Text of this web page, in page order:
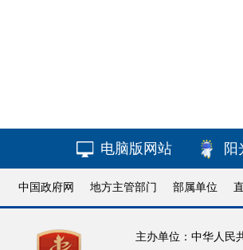
电脑版网站 阳
中国政府网 地方主管部门 部属单位
主办单位：中华人民